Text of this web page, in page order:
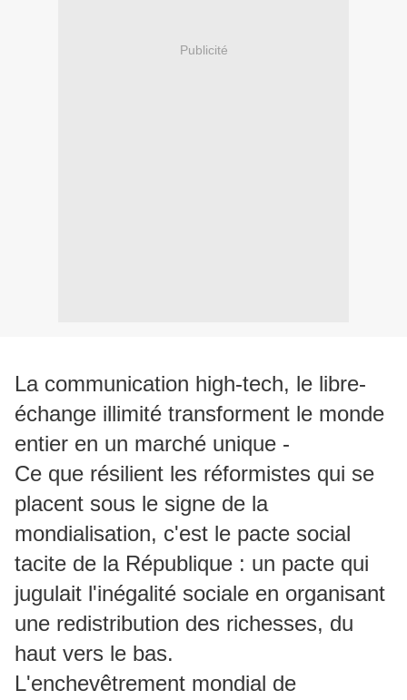
Publicité
La communication high-tech, le libre-
échange illimité transforment le monde
entier en un marché unique -
Ce que résilient les réformistes qui se
placent sous le signe de la
mondialisation, c'est le pacte social
tacite de la République : un pacte qui
jugulait l'inégalité sociale en organisant
une redistribution des richesses, du
haut vers le bas.
L'enchevêtrement mondial de